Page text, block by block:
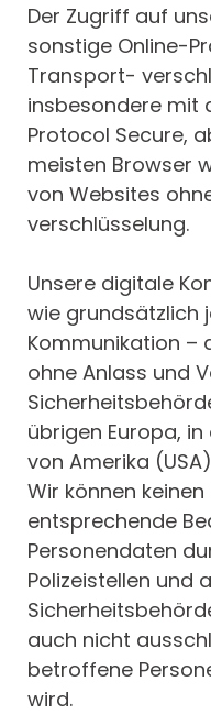
Der Zugriff auf
sonstige Online-
Transport-
insbesondere mit
Protocol Secure,
meisten Browser
von Websites
verschlüsselung.
Unsere digitale
wie grundsätzlich
Kommunikation –
ohne Anlass und
übrigen Europa,
von Amerika
Wir können
entsprechende
Personendaten
Polizeistellen und
auch nicht
betroffene
wird.